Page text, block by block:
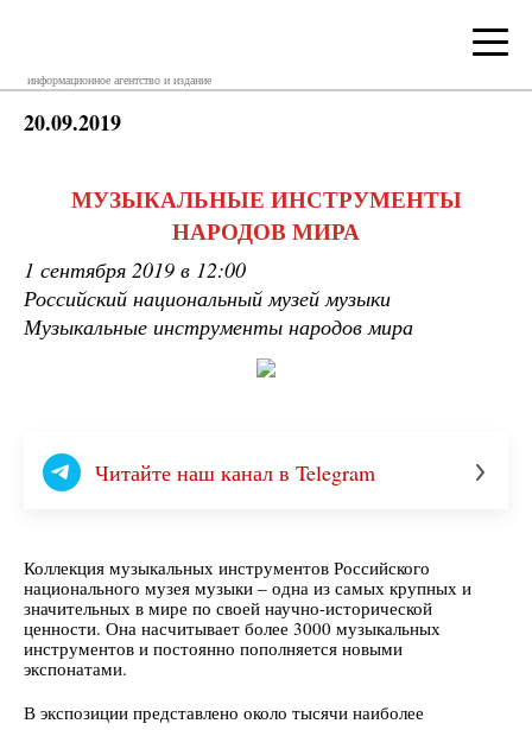
информационное агентство и издание
20.09.2019
МУЗЫКАЛЬНЫЕ ИНСТРУМЕНТЫ
НАРОДОВ МИРА
1 сентября 2019 в 12:00
Российский национальный музей музыки
Музыкальные инструменты народов мира
Читайте наш канал в Telegram
Коллекция музыкальных инструментов Российского
национального музея музыки ‒ одна из самых крупных и
значительных в мире по своей научно-исторической
ценности. Она насчитывает более 3000 музыкальных
инструментов и постоянно пополняется новыми
экспонатами.
В экспозиции представлено около тысячи наиболее